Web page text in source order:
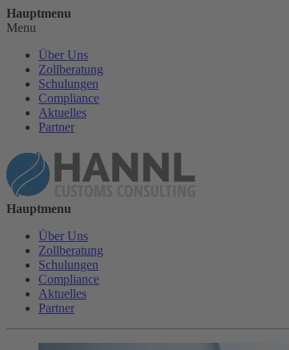
Hauptmenu
Menu
Über Uns
Zollberatung
Schulungen
Compliance
Aktuelles
Partner
Hauptmenu
Über Uns
Zollberatung
Schulungen
Compliance
Aktuelles
Partner